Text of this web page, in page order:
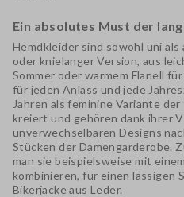
Ein absolutes Must der
Hemdkleider sind sowohl uni
oder knielanger Version, aus
Sommer oder warmem Flanell
für jeden Anlass und jede
Jahren als feminine Variante
kreiert und gehören dank ihrer
unverwechselbaren Designs
Stücken der Damengarderobe.
man sie beispielsweise mit einem
kombinieren, für einen lässigen
Bikerjacke aus Leder.